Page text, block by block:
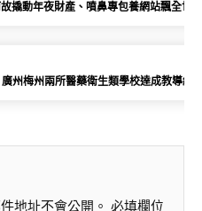
撬動年夜財產、噴鼻專包養網站飄全世
州梅州兩所醫藥衛生類學校達成教導結
地址不會公開。 必填欄位